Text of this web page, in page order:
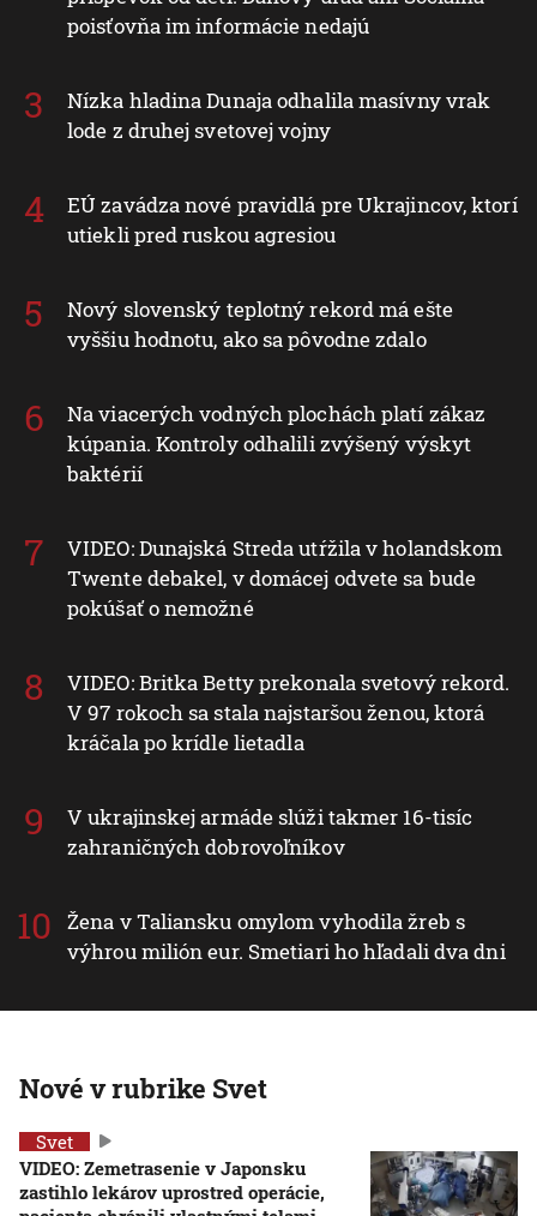
poisťovňa im informácie nedajú
Nízka hladina Dunaja odhalila masívny vrak
lode z druhej svetovej vojny
EÚ zavádza nové pravidlá pre Ukrajincov, ktorí
utiekli pred ruskou agresiou
Nový slovenský teplotný rekord má ešte
vyššiu hodnotu, ako sa pôvodne zdalo
Na viacerých vodných plochách platí zákaz
kúpania. Kontroly odhalili zvýšený výskyt
baktérií
VIDEO: Dunajská Streda utŕžila v holandskom
Twente debakel, v domácej odvete sa bude
pokúšať o nemožné
VIDEO: Britka Betty prekonala svetový rekord.
V 97 rokoch sa stala najstaršou ženou, ktorá
kráčala po krídle lietadla
V ukrajinskej armáde slúži takmer 16-tisíc
zahraničných dobrovoľníkov
Žena v Taliansku omylom vyhodila žreb s
výhrou milión eur. Smetiari ho hľadali dva dni
Nové v rubrike Svet
Svet
VIDEO: Zemetrasenie v Japonsku
zastihlo lekárov uprostred operácie,